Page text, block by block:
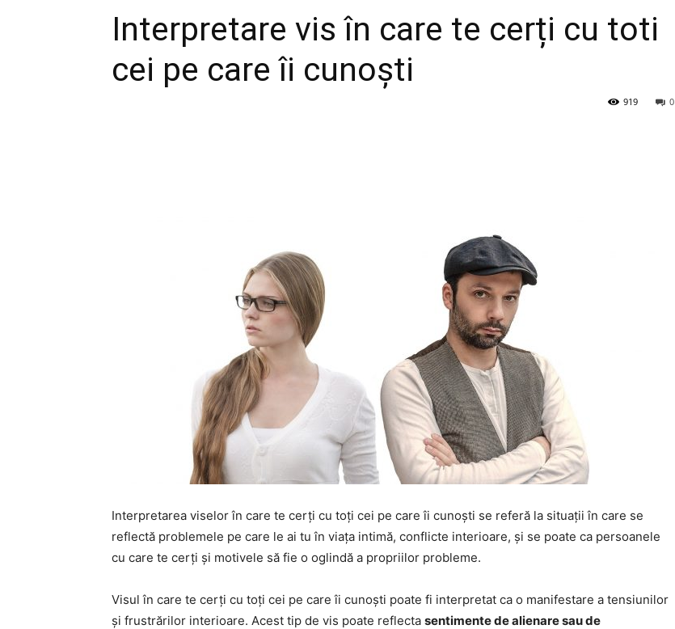
Interpretare vis în care te cerți cu toti
cei pe care îi cunoști
0
919
Interpretarea viselor în care te cerți cu toți cei pe care îi cunoști se referă la situații în care se
reflectă problemele pe care le ai tu în viața intimă, conflicte interioare, și se poate ca persoanele
cu care te cerți și motivele să fie o oglindă a propriilor probleme.
Visul în care te cerți cu toți cei pe care îi cunoști poate fi interpretat ca o manifestare a tensiunilor
și frustrărilor interioare. Acest tip de vis poate reflecta sentimente de alienare sau de